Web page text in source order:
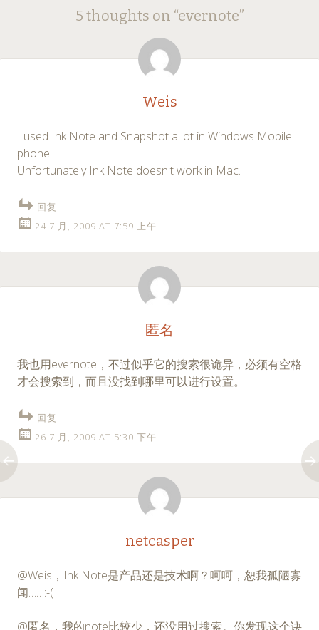
navigation
5 thoughts on “evernote”
Weis
I used Ink Note and Snapshot a lot in Windows Mobile
phone.
Unfortunately Ink Note doesn't work in Mac.
回复
24 7 月, 2009 AT 7:59 上午
匿名
我也用evernote，不过似乎它的搜索很诡异，必须有空格
才会搜索到，而且没找到哪里可以进行设置。
回复
26 7 月, 2009 AT 5:30 下午
netcasper
@Weis，Ink Note是产品还是技术啊？呵呵，恕我孤陋寡
闻……:-(
@匿名，我的note比较少，还没用过搜索。你发现这个诀